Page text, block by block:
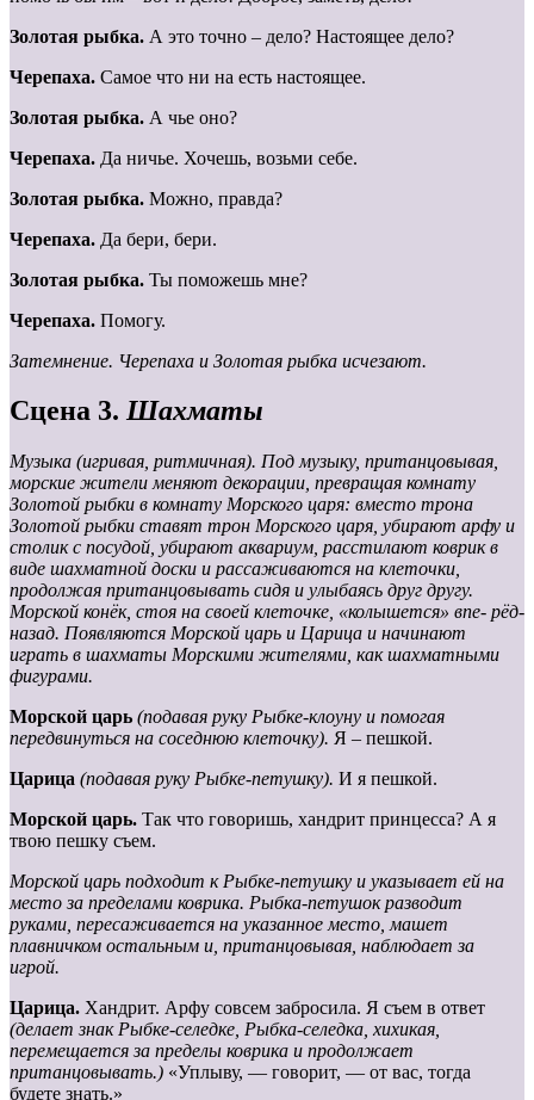
Золотая рыбка. А это точно – дело? Настоящее дело?
Черепаха. Самое что ни на есть настоящее.
Золотая рыбка. А чье оно?
Черепаха. Да ничье. Хочешь, возьми себе.
Золотая рыбка. Можно, правда?
Черепаха. Да бери, бери.
Золотая рыбка. Ты поможешь мне?
Черепаха. Помогу.
Затемнение. Черепаха и Золотая рыбка исчезают.
Сцена 3. Шахматы
Музыка (игривая, ритмичная). Под музыку, пританцовывая,
морские жители меняют декорации, превращая комнату
Золотой рыбки в комнату Морского царя: вместо трона
Золотой рыбки ставят трон Морского царя, убирают арфу и
столик с посудой, убирают аквариум, расстилают коврик в
виде шахматной доски и рассаживаются на клеточки,
продолжая пританцовывать сидя и улыбаясь друг другу.
Морской конёк, стоя на своей клеточке, «колышется» впе- рёд-
назад. Появляются Морской царь и Царица и начинают
играть в шахматы Морскими жителями, как шахматными
фигурами.
Морской царь (подавая руку Рыбке-клоуну и помогая
передвинуться на соседнюю клеточку). Я – пешкой.
Царица (подавая руку Рыбке-петушку). И я пешкой.
Морской царь. Так что говоришь, хандрит принцесса? А я
твою пешку съем.
Морской царь подходит к Рыбке-петушку и указывает ей на
место за пределами коврика. Рыбка-петушок разводит
руками, пересаживается на указанное место, машет
плавничком остальным и, пританцовывая, наблюдает за
игрой.
Царица. Хандрит. Арфу совсем забросила. Я съем в ответ
(делает знак Рыбке-селедке, Рыбка-селедка, хихикая,
перемещается за пределы коврика и продолжает
пританцовывать.) «Уплыву, — говорит, — от вас, тогда
будете знать.»